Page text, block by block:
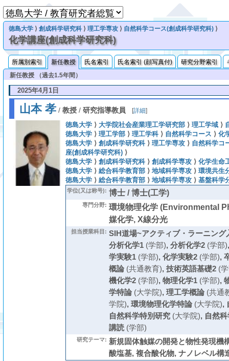
徳島大学 ⟩創成科学研究科 ⟩理工学専攻 ⟩ 自然科学コース(創成科学研究科) ⟩
化学講座(創成科学研究科)
所属別索引 新任教授 氏名索引 氏名索引 (顔写真付) 研究分野索引
新任教授 （過去1.5年間）
2025年4月1日
山本 孝/ 教授/ 研究指導教員 [詳細]
徳島大学⟩ 大学院社会産業理工学研究部⟩ 理工学域⟩
徳島大学⟩ 理工学部⟩ 理工学科⟩ 自然科学コース ⟩ 化
徳島大学⟩ 創成科学研究科⟩ 理工学専攻⟩ 自然科学コ
座(創成科学研究科)⟩
徳島大学⟩ 創成科学研究科⟩ 創成科学専攻⟩ 化学生命
徳島大学⟩ 総合科学教育部⟩ 地域科学専攻⟩ 環境共生
徳島大学⟩ 総合科学教育部⟩ 地域科学専攻⟩ 基盤科学
学位(又は称号): 博士 / 博士(工学)
専門分野: 環境物理化学 (Environmental
媒化学, X線分光
担当授業科目: SIH道場~アクティブ・ラーニング
分析化学1(学部), 分析化学2(学部)
学実験1(学部), 化学実験2(学部),
概論(共通教育), 技術英語基礎2(学
機化学2(学部), 物理化学1(学部),
学特論(大学院), 理工学概論(共通
学院), 環境物理化学特論(大学院),
自然科学特別研究(大学院), 自然
講読(学部)
研究テーマ: 新規固体触媒の開発と物性発現機
酸塩基, 複合酸化物, ナノレベル構